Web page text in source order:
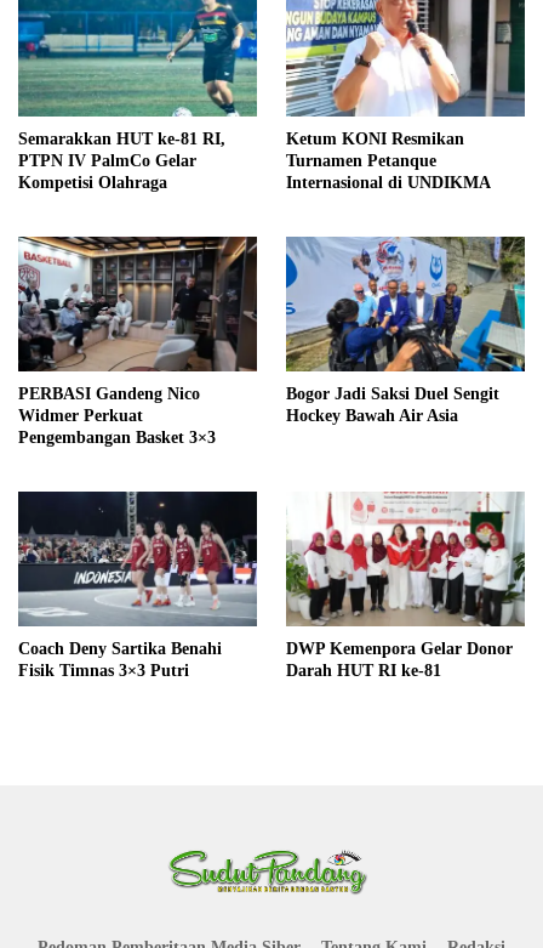
Semarakkan HUT ke-81 RI,
PTPN IV PalmCo Gelar
Kompetisi Olahraga
Ketum KONI Resmikan
Turnamen Petanque
Internasional di UNDIKMA
PERBASI Gandeng Nico
Widmer Perkuat
Pengembangan Basket 3×3
Bogor Jadi Saksi Duel Sengit
Hockey Bawah Air Asia
Coach Deny Sartika Benahi
Fisik Timnas 3×3 Putri
DWP Kemenpora Gelar Donor
Darah HUT RI ke-81